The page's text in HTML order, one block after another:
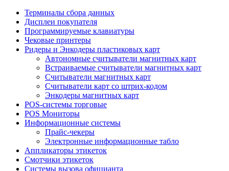
Терминалы сбора данных
Дисплеи покупателя
Программируемые клавиатуры
Чековые принтеры
Ридеры и Энкодеры пластиковых карт
Автономные считыватели магнитных карт
Встраиваемые считыватели магнитных карт
Считыватели магнитных карт
Считыватели карт со штрих-кодом
Энкодеры магнитных карт
POS-системы торговые
POS Мониторы
Информационные системы
Прайс-чекеры
Электронные информационные табло
Аппликаторы этикеток
Смотчики этикеток
Системы вызова официанта